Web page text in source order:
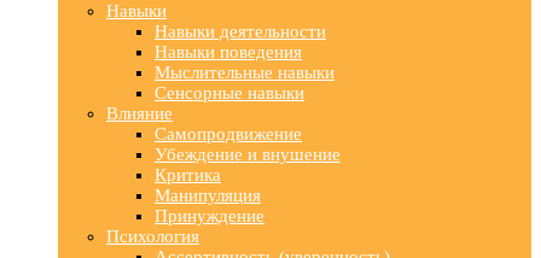
Навыки
Навыки деятельности
Навыки поведения
Мыслительные навыки
Сенсорные навыки
Влияние
Самопродвижение
Убеждение и внушение
Критика
Манипуляция
Принуждение
Психология